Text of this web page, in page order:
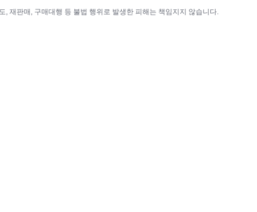
, 재판매, 구매대행 등 불법 행위로 발생한 피해는 책임지지 않습니다.